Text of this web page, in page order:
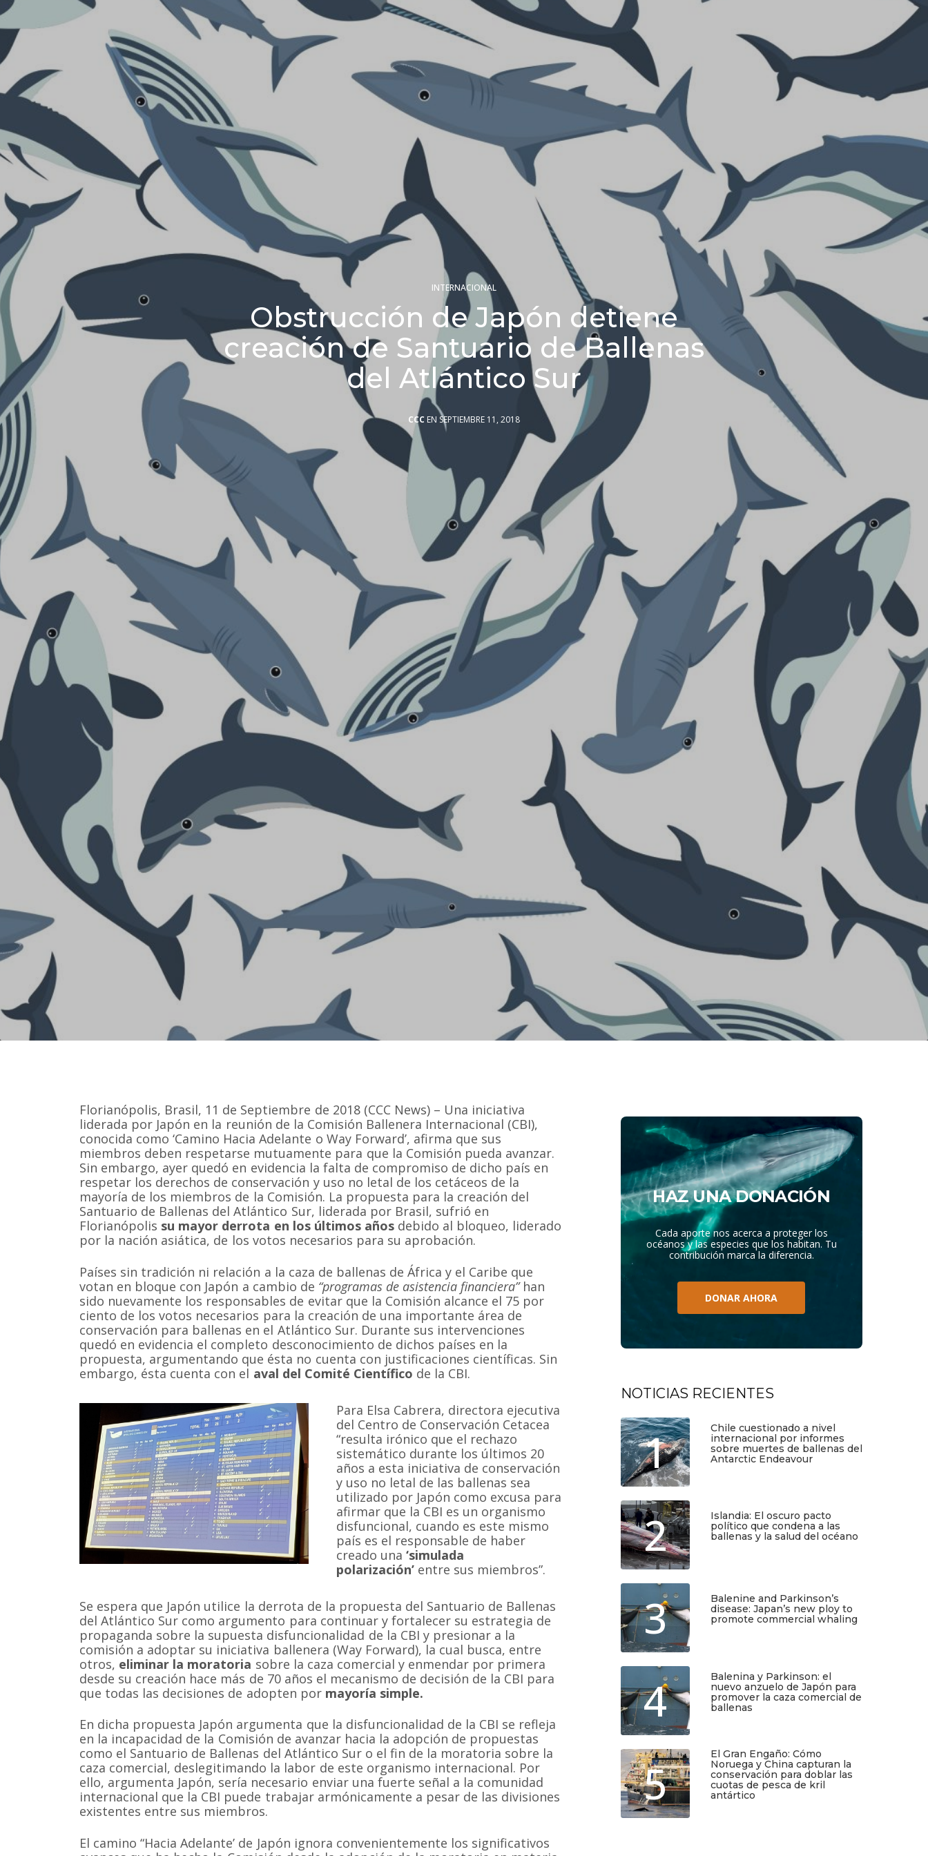
INTERNACIONAL
Obstrucción de Japón detiene
creación de Santuario de Ballenas
del Atlántico Sur
CCC EN SEPTIEMBRE 11, 2018
Florianópolis, Brasil, 11 de Septiembre de 2018 (CCC News) – Una iniciativa
liderada por Japón en la reunión de la Comisión Ballenera Internacional (CBI),
conocida como ‘Camino Hacia Adelante o Way Forward’, afirma que sus
miembros deben respetarse mutuamente para que la Comisión pueda avanzar.
Sin embargo, ayer quedó en evidencia la falta de compromiso de dicho país en
respetar los derechos de conservación y uso no letal de los cetáceos de la
mayoría de los miembros de la Comisión. La propuesta para la creación del
Santuario de Ballenas del Atlántico Sur, liderada por Brasil, sufrió en
Florianópolis su mayor derrota en los últimos añosdebido al bloqueo, liderado
por la nación asiática, de los votos necesarios para su aprobación.
Países sin tradición ni relación a la caza de ballenas de África y el Caribe que
votan en bloque con Japón a cambio de “programas de asistencia financiera” han
sido nuevamente los responsables de evitar que la Comisión alcance el 75 por
ciento de los votos necesarios para la creación de una importante área de
conservación para ballenas en el Atlántico Sur. Durante sus intervenciones
quedó en evidencia el completo desconocimiento de dichos países en la
propuesta, argumentando que ésta no cuenta con justificaciones científicas. Sin
embargo, ésta cuenta con el aval del Comité Científico de la CBI.
Para Elsa Cabrera, directora ejecutiva
del Centro de Conservación Cetacea
“resulta irónico que el rechazo
sistemático durante los últimos 20
años a esta iniciativa de conservación
y uso no letal de las ballenas sea
utilizado por Japón como excusa para
afirmar que la CBI es un organismo
disfuncional, cuando es este mismo
país es el responsable de haber
creado una‘simulada
polarización’ entre sus miembros”.
Se espera que Japón utilice la derrota de la propuesta del Santuario de Ballenas
del Atlántico Sur como argumento para continuar y fortalecer su estrategia de
propaganda sobre la supuesta disfuncionalidad de la CBI y presionar a la
comisión a adoptar su iniciativa ballenera (Way Forward), la cual busca, entre
otros, eliminar la moratoria sobre la caza comercial y enmendar por primera
desde su creación hace más de 70 años el mecanismo de decisión de la CBI para
que todas las decisiones de adopten por mayoría simple.
En dicha propuesta Japón argumenta que la disfuncionalidad de la CBI se refleja
en la incapacidad de la Comisión de avanzar hacia la adopción de propuestas
como el Santuario de Ballenas del Atlántico Sur o el fin de la moratoria sobre la
caza comercial, deslegitimando la labor de este organismo internacional. Por
ello, argumenta Japón, sería necesario enviar una fuerte señal a la comunidad
internacional que la CBI puede trabajar armónicamente a pesar de las divisiones
existentes entre sus miembros.
El camino “Hacia Adelante’ de Japón ignora convenientemente los significativos
HAZ UNA DONACIÓN
Cada aporte nos acerca a proteger los
océanos y las especies que los habitan. Tu
contribución marca la diferencia.
DONAR AHORA
NOTICIAS RECIENTES
1
Chile cuestionado a nivel
internacional por informes
sobre muertes de ballenas del
Antarctic Endeavour
2
Islandia: El oscuro pacto
político que condena a las
ballenas y la salud del océano
3
Balenine and Parkinson’s
disease: Japan’s new ploy to
promote commercial whaling
4
Balenina y Parkinson: el
nuevo anzuelo de Japón para
promover la caza comercial de
ballenas
5
El Gran Engaño: Cómo
Noruega y China capturan la
conservación para doblar las
cuotas de pesca de kril
antártico
Somos una organización no gubernamental chilena y sin fines de
lucro que trabaja activamente en la conservación de las especies de
cetáceos y sus ecosistemas acuáticos en Chile y el Hemisferio Sur.
Correo: Casilla 19178, Lo Castillo, Vitacura, Santiago de Chile.
Fono-fax: (56 2) 228 2910
MAPA DEL SITIO
Inicio
Proyectos
Quiénes somos
Noticias
Documentos
SUSCRÍBETE
correo nuestra Guía de Identificación
de Pequeños Cetáceos de Chile, así
como nuestro boletín de novedades y
noticias cada mes.